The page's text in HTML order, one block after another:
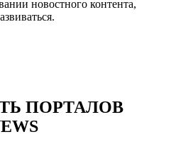
новостного контента,
ПОРТАЛОВ